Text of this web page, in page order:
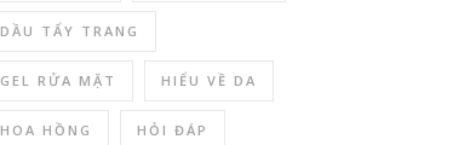
DẦU TẨY TRANG
GEL RỬA MẶT HIỂU VỀ DA
HOA HỒNG HỎI ĐÁP